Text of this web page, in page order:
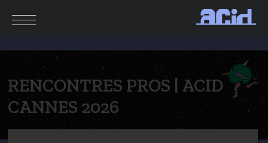
RENCONTRES PROS | ACID
CANNES 2026